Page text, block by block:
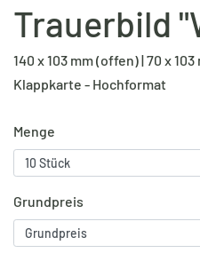
Trauerbild
140 x 103 mm (offen) | 70 x
Klappkarte - Hochformat
Menge
Grundpreis